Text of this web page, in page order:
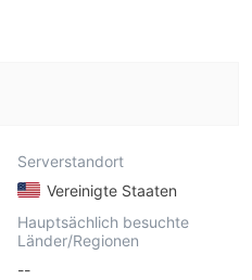
Serverstandort
Vereinigte Staaten
Hauptsächlich besuchte
Länder/Regionen
--